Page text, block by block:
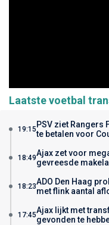
Laatste voetbal
19:15 PSV ziet Rangers
te betalen voor
18:49Ajax zet voor
gevreesde
18:23ADO Den Haag
met flink aantal
17:45Ajax lijkt met
gevonden te